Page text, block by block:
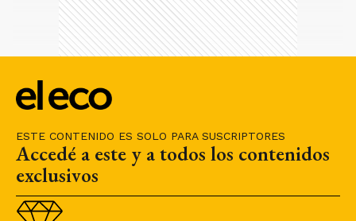
ESTE CONTENIDO ES SOLO PARA SUSCRIPTORES
Accedé a este y a todos los contenidos
exclusivos